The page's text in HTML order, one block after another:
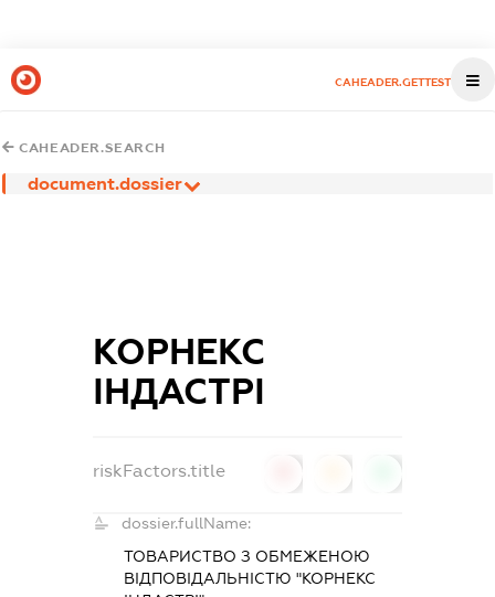
CAHEADER.GETTEST
CAHEADER.SEARCH
document.dossier
КОРНЕКС
ІНДАСТРІ
riskFactors.title
dossier.fullName:
ТОВАРИСТВО З ОБМЕЖЕНОЮ
ВІДПОВІДАЛЬНІСТЮ "КОРНЕКС